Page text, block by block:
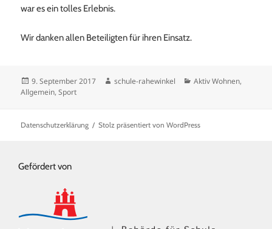
war es ein tolles Erlebnis.
Wir danken allen Beteiligten für ihren Einsatz.
Veröffentlicht
am
9. September 2017 Autor
schule-rahewinkel Kategorien
Aktiv Wohnen,
Allgemein,Sport
Datenschutzerklärung Stolz präsentiert von WordPress
Gefördert von